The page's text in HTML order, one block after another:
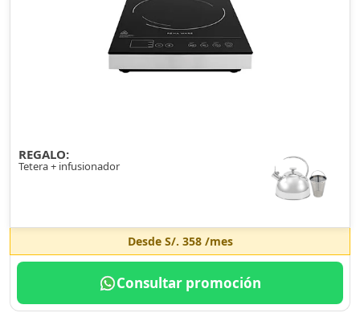
REGALO:
Tetera + infusionador
Desde S/. 358/mes
Consultar promoción